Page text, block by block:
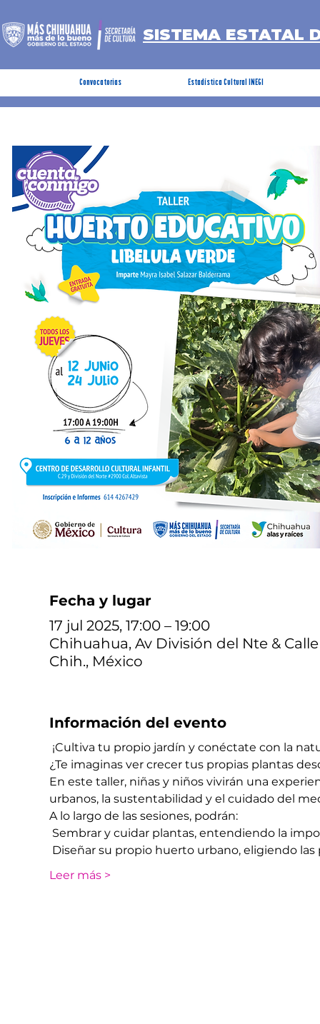
SISTEMA ESTATAL
Convocatorias Estadística Cultural INEGI
Fecha y lugar
17 jul 2025, 17:00 – 19:00
Chihuahua, Av División del Nte &
Chih., México
Información del evento
¡Cultiva tu propio jardín y conéctate con la
¿Te imaginas ver crecer tus propias plantas
En este taller, niñas y niños vivirán una
urbanos, la sustentabilidad y el cuidado del
A lo largo de las sesiones, podrán:
Sembrar y cuidar plantas, entendiendo la
Diseñar su propio huerto urbano, eligiendo
Leer más >